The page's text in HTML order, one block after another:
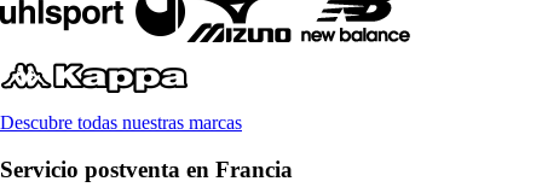
Descubre todas nuestras marcas
Servicio postventa en Francia